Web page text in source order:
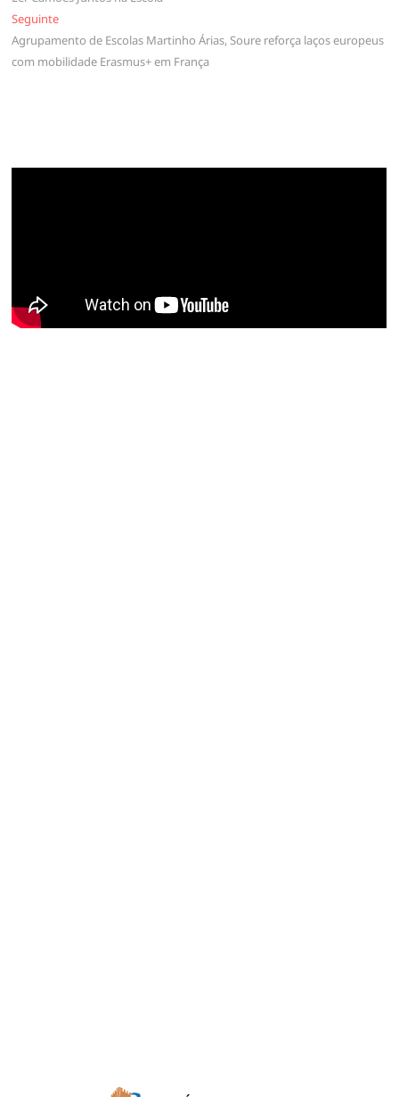
de
artigos
SeguinteSeguinte
Agrupamento de Escolas Martinho Árias, Soure reforça laços europeus
com mobilidade Erasmus+ em França